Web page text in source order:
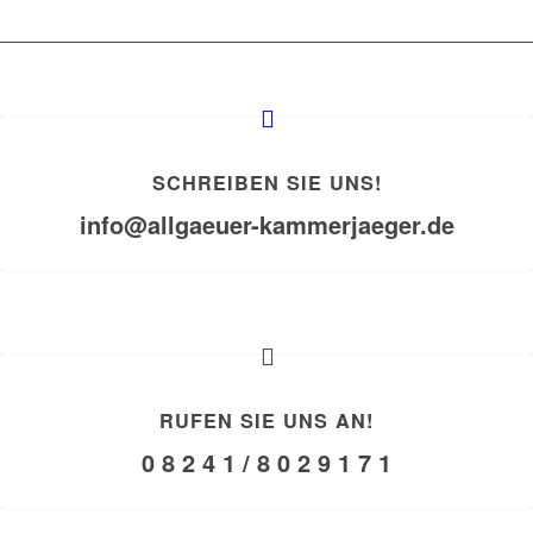
SCHREIBEN SIE UNS!
info@allgaeuer-kammerjaeger.de
RUFEN SIE UNS AN!
0 8 2 4 1 / 8 0 2 9 1 7 1